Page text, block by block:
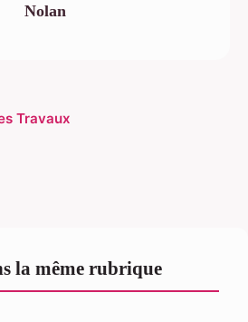
Nolan
Travaux
la même rubrique